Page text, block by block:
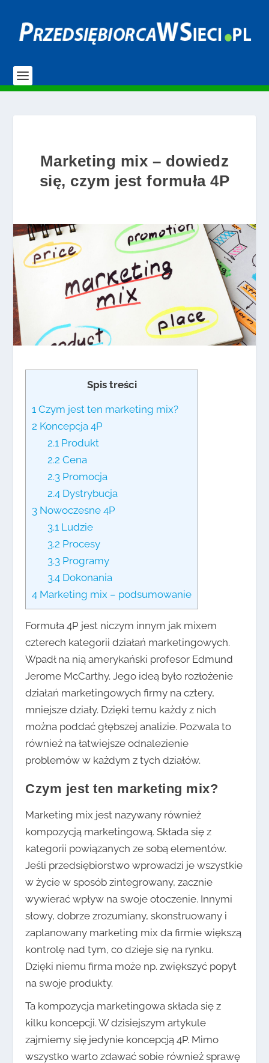
Marketing mix – dowiedz
się, czym jest formuła 4P
Spis treści
1 Czym jest ten marketing mix?
2 Koncepcja 4P
2.1 Produkt
2.2 Cena
2.3Promocja
2.4Dystrybucja
3 Nowoczesne 4P
3.1 Ludzie
3.2 Procesy
3.3Programy
3.4Dokonania
4 Marketing mix – podsumowanie
Formuła 4P jest niczym innym jak mixem
czterech kategorii działań marketingowych.
Wpadł na nią amerykański profesor Edmund
Jerome McCarthy. Jego ideą było rozłożenie
działań marketingowych firmy na cztery,
mniejsze działy. Dzięki temu każdy z nich
można poddać głębszej analizie. Pozwala to
również na łatwiejsze odnalezienie
problemów w każdym z tych działów.
Czym jest ten marketing mix?
Marketing mix jest nazywany również
kompozycją marketingową. Składa się z
kategorii powiązanych ze sobą elementów.
Jeśli przedsiębiorstwo wprowadzi je wszystkie
w życie w sposób zintegrowany, zacznie
wywierać wpływ na swoje otoczenie. Innymi
słowy, dobrze zrozumiany, skonstruowany i
zaplanowany marketing mix da firmie większą
kontrolę nad tym, co dzieje się na rynku.
Dzięki niemu firma może np. zwiększyć popyt
na swoje produkty.
Ta kompozycja marketingowa składa się z
kilku koncepcji. W dzisiejszym artykule
zajmiemy się jedynie koncepcją 4P. Mimo
wszystko warto zdawać sobie również sprawę